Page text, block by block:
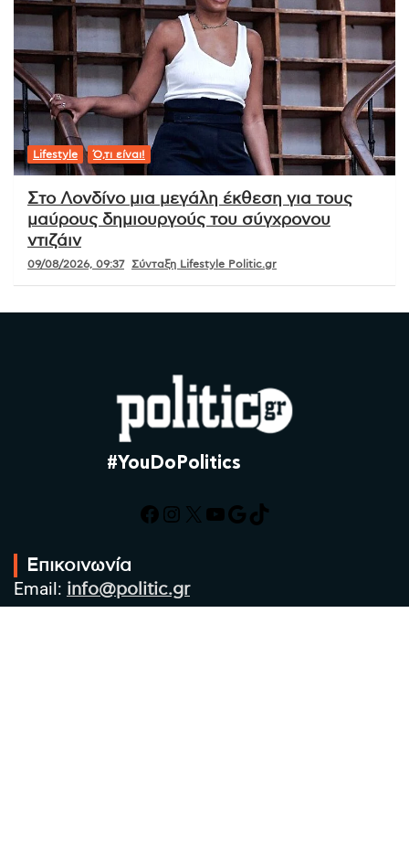
Lifestyle Ό,τι είναι!
Στο Λονδίνο μια μεγάλη έκθεση για τους
μαύρους δημιουργούς του σύγχρονου
ντιζάιν
09/08/2026, 09:37 Σύνταξη Lifestyle Politic.gr
#YouDoPolitics
Facebook
Instagram
X YouTube
Google
TikTok
Επικοινωνία
Email: info@politic.gr
Τηλ: